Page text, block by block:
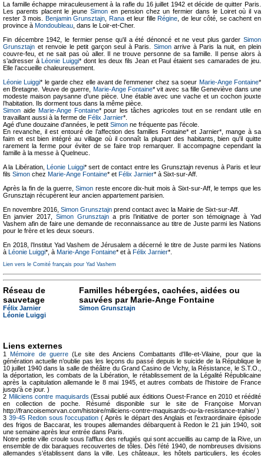
La famille échappe miraculeusement à la rafle du 16 juillet 1942 et décide de quitter Paris.
Les parents placent le jeuneSimon en pension chez un fermier dans le Loiret où il va
rester 3 mois. Benjamin Grunsztajn ,Rana et leur filleRégine , de leur côté, se cachent en
province à Mondoubleau , dans le Loir-et-Cher.
Fin décembre 1942, le fermier pense qu'il a été dénoncé et ne veut plus garder Simon
Grunsztajn et renvoie le petit garçon seul à Paris. Simonarrive à Paris la nuit, en plein
couvre-feu, et ne sait pas où aller. Il ne trouve personne de sa famille. Il pense alors à
s’adresser àLéonie Luiggi* dont les deux fils Jean et Paul étaient ses camarades de jeu.
Elle l’accueille chaleureusement.
Léonie Luiggi* le garde chez elle avant de l'emmener chez sa soeur Marie-Ange Fontaine*
en Bretagne. Veuve de guerre, Marie-Ange Fontaine* vit avec sa fille Geneviève dans une
modeste maison paysanne d’une pièce. Une étable avec une vache et un cochon jouxte
l’habitation. Ils dorment tous dans la même pièce.
Simon aide Marie-Ange Fontaine* pour les tâches agricoles tout en se rendant utile en
travaillant aussi à la ferme de Félix Jarnier*.
Agé d'une douzaine d'années, le petit Simon ne fréquente pas l’école.
En revanche, il est entouré de l’affection des familles Fontaine* et Jarnier*, mange à sa
faim et est bien intégré au village où il connaît la plupart des habitants, bien qu'il quitte
rarement la ferme pour éviter de se faire trop remarquer. Il accompagne cependant la
famille à la messe à Quelneuc.
A la Libération,Léonie Luiggi* sert de contact entre les Grunsztajn revenus à Paris et leur
fils Simon chez Marie-Ange Fontaine* et Félix Jarnier* à Sixt-sur-Aff.
Après la fin de la guerre,Simon reste encore dix-huit mois à Sixt-sur-Aff, le temps que les
Grunsztajn récupèrent leur ancien appartement parisien.
En novembre 2016, Simon Grunsztajn prend contact avec la Mairie de Sixt-sur-Aff.
En janvier 2017, Simon Grunsztajna pris l’initiative de porter son témoignage à Yad
Vashem afin de faire une demande de reconnaissance au titre de Juste parmi les Nations
pour le frère et les deux soeurs.
En 2018, l’Institut Yad Vashem de Jérusalem a décerné le titre de Juste parmi les Nations
à Léonie Luiggi*, à Marie-Ange Fontaine* et à Félix Jarnier*.
Lien vers le Comité français pour Yad Vashem
Réseau de
sauvetage
Félix Jarnier
Léonie Luiggi
Familles hébergées, cachées, aidées ou
sauvées par Marie-Ange Fontaine
Simon Grunsztajn
Liens externes
1Mémoire de guerre(Le site des Anciens Combattants d'Ille-et-Vilaine, pour que la
génération actuelle n’oublie pas les leçons du passé depuis le suicide de la République le
10 juillet 1940 dans la salle de théâtre du Grand Casino de Vichy, la Résistance, le S.T.O.,
la déportation, les combats de la Libération, le rétablissement de la Légalité Républicaine
après la capitulation allemande le 8 mai 1945, et autres combats de l’histoire de France
jusqu’à ce jour. )
2 Miliciens contre maquisards (Essai publié aux éditions Ouest-France en 2010 et réédité
en collection de poche. Résumé disponible sur le site de Françoise Morvan
http://francoisemorvan.com/histoire/miliciens-contre-maquisards-ou-la-resistance-trahie/ )
3 39-45 Redon sous l'occupation ( Après le départ des Anglais et l’extraordinaire épisode
des frigos de Baccarat, les troupes allemandes débarquent à Redon le 21 juin 1940, soit
une semaine après leur entrée dans Paris.
Notre petite ville croule sous l’afflux des refugiés qui sont accueillis au camp de la Rive, un
ensemble de dix baraques recouvertes de tôles. Dès l’été 1940, de nombreuses divisions
allemandes s’établissent dans la ville. Les châteaux, les hôtels particuliers, les écoles